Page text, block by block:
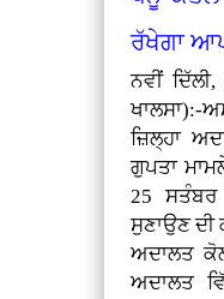
ਰੱਖੇਗਾ
ਨਵੀਂ
ਖਾਲਸਾ):-
ਜ਼ਿਲ੍ਹਾ
ਗੁਪਤਾ
25 ਸਤੰਬਰ
ਸੁਣਾਉਣ
ਅਦਾਲਤ
ਅਦਾਲਤ